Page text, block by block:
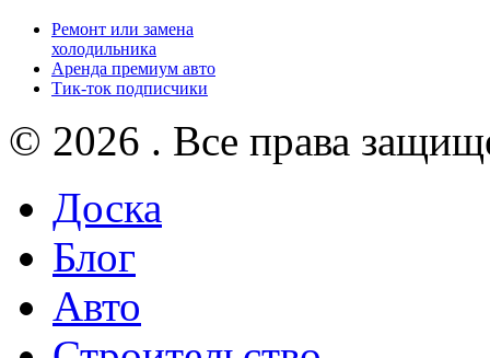
Ремонт или замена
холодильника
Аренда премиум авто
Тик-ток подписчики
© 2026 . Все права
Доска
Блог
Авто